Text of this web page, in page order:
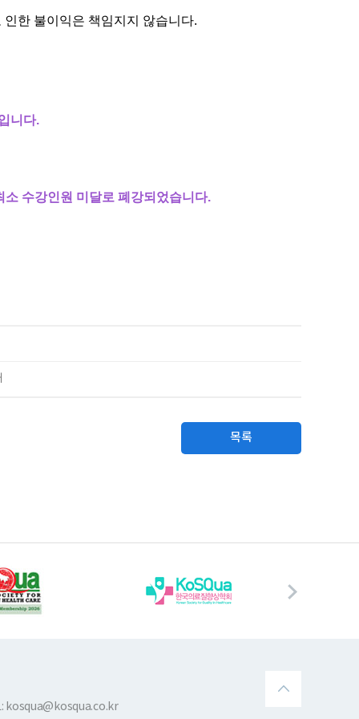
한 불이익은 책임지지 않습니다.
니다.
수강인원 미달로 폐강되었습니다.
목록
kosqua@kosqua.co.kr